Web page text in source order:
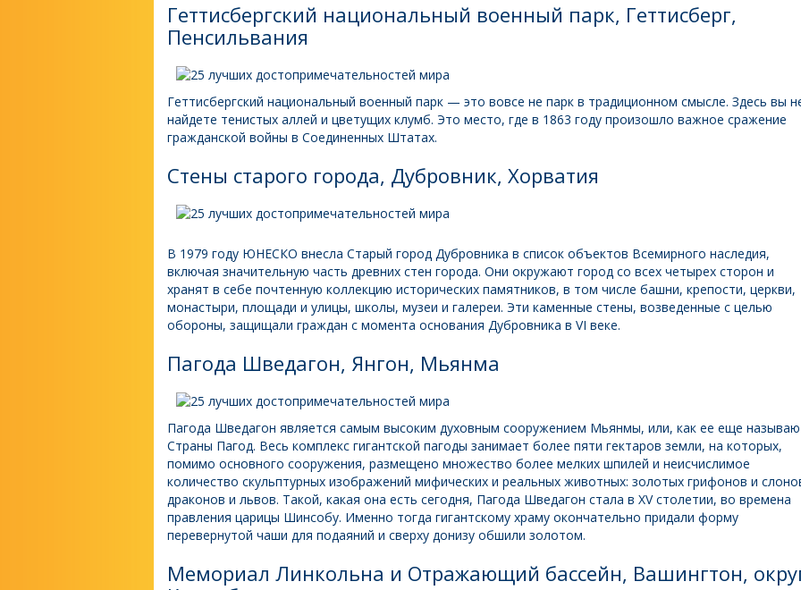
Геттисбергский национальный военный парк, Геттисберг,
Пенсильвания
Геттисбергский национальный военный парк — это вовсе не парк в традиционном смысле. Здесь вы
найдете тенистых аллей и цветущих клумб. Это место, где в 1863 году произошло важное сражение
гражданской войны в Соединенных Штатах.
Стены старого города, Дубровник, Хорватия
В 1979 году ЮНЕСКО внесла Старый город Дубровника в список объектов Всемирного наследия,
включая значительную часть древних стен города. Они окружают город со всех четырех сторон и
хранят в себе почтенную коллекцию исторических памятников, в том числе башни, крепости, церкви,
монастыри, площади и улицы, школы, музеи и галереи. Эти каменные стены, возведенные с целью
обороны, защищали граждан с момента основания Дубровника в VI веке.
Пагода Шведагон, Янгон, Мьянма
Пагода Шведагон является самым высоким духовным сооружением Мьянмы, или, как ее еще
Страны Пагод. Весь комплекс гигантской пагоды занимает более пяти гектаров земли, на которых,
помимо основного сооружения, размещено множество более мелких шпилей и неисчислимое
количество скульптурных изображений мифических и реальных животных: золотых грифонов и
драконов и львов. Такой, какая она есть сегодня, Пагода Шведагон стала в XV столетии, во времена
правления царицы Шинсобу. Именно тогда гигантскому храму окончательно придали форму
перевернутой чаши для подаяний и сверху донизу обшили золотом.
Мемориал Линкольна и Отражающий бассейн, Вашингтон,